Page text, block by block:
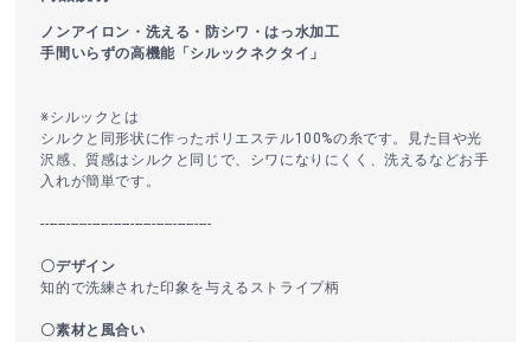
ノンアイロン・洗える・防シワ・はっ水加工
手間いらずの高機能「シルックネクタイ」
※シルックとは
シルクと同形状に作ったポリエステル100%の糸です。見た目や光
沢感、質感はシルクと同じで、シワになりにくく、洗えるなどお手
入れが簡単です。
----------------------------------------
〇デザイン
知的で洗練された印象を与えるストライプ柄
〇素材と風合い